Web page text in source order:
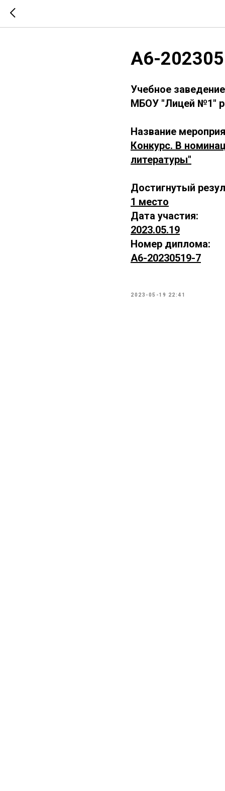
А6-
Учебное
МБОУ "Лицей №1"
Название
Конкурс. В
литературы"
Достигнутый
1 место
Дата участия:
2023.05.19
Номер диплома:
А6-20230519-7
2023-05-19 22:41